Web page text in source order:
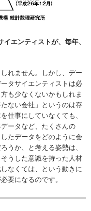
エンティストが、毎年、
れません。しかし、デー
タサイエンティストは必
も少なくないかもしれま
ない会社」というのは存
仕事にしていなくても、
ータなど、たくさんの
たデータをどのように会
うか、と考える姿勢は、
うした意識を持った人材
なくては、という動きに
要になるのです。